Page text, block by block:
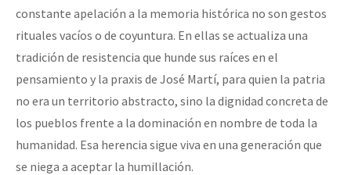
constante apelación a la memoria histórica no son gestos
rituales vacíos o de coyuntura. En ellas se actualiza una
tradición de resistencia que hunde sus raíces en el
pensamiento y la praxis de José Martí, para quien la patria
no era un territorio abstracto, sino la dignidad concreta de
los pueblos frente a la dominación en nombre de toda la
humanidad. Esa herencia sigue viva en una generación que
se niega a aceptar la humillación.